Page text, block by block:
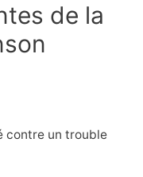
de la
contre un trouble